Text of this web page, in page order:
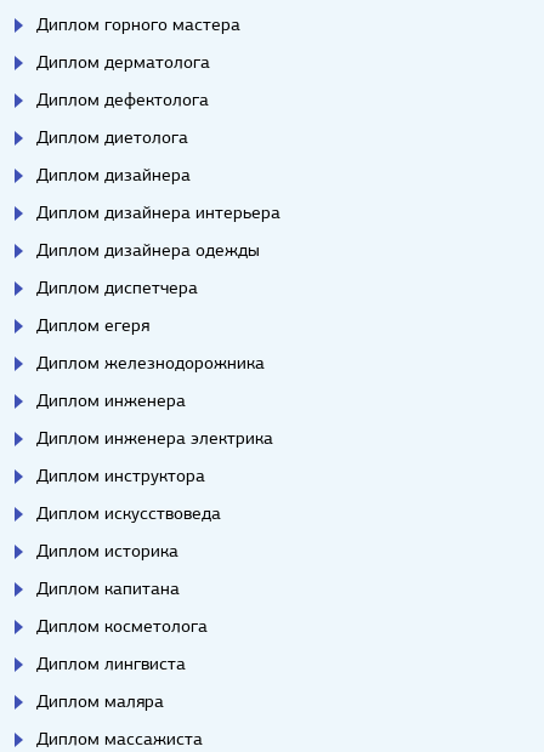
Диплом горного мастера
Диплом дерматолога
Диплом дефектолога
Диплом диетолога
Диплом дизайнера
Диплом дизайнера интерьера
Диплом дизайнера одежды
Диплом диспетчера
Диплом егеря
Диплом железнодорожника
Диплом инженера
Диплом инженера электрика
Диплом инструктора
Диплом искусствоведа
Диплом историка
Диплом капитана
Диплом косметолога
Диплом лингвиста
Диплом маляра
Диплом массажиста